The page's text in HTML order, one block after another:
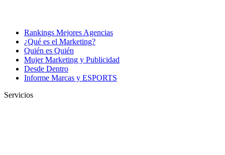
Rankings Mejores Agencias
¿Qué es el Marketing?
Quién es Quién
Mujer Marketing y Publicidad
Desde Dentro
Informe Marcas y ESPORTS
Servicios